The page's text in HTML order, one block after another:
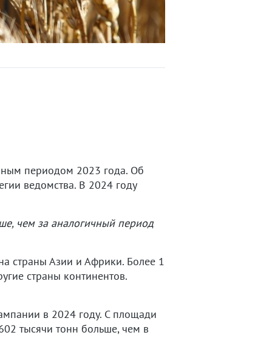
периодом 2023 года. Об
ведомства. В 2024 году
чем за аналогичный период
страны Азии и Африки. Более 1
страны континентов.
в 2024 году. С площади
тысячи тонн больше, чем в